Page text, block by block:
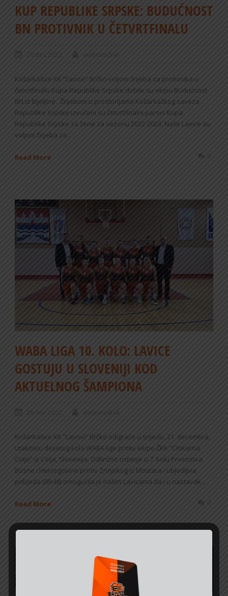
KUP REPUBLIKE SRPSKE: BUDUĆNOST
BN PROTIVNIK U ČETVRTFINALU
20 dec 2022 weburednik
Košarkašice KK “Lavovi” Brčko voljom žrijeba za protivnika u
četvrtfinalu Kupa Republike Srpske dobile su ekipu Budućnost
BN iz Bijeljine. Žrijebom u prostorijama Košarkaškog saveza
Republike Srpske izvučeni su četvrtfinalni parovi Kupa
Republike Srpske za žene za sezonu 2022-2023. Naše Lavice su
voljom žrijeba za...
Read More 0
WABA LIGA 10. KOLO: LAVICE
GOSTUJU U SLOVENIJI KOD
AKTUELNOG ŠAMPIONA
20 dec 2022 weburednik
Košarkašice KK “Lavovi” Brčko odigraće u srijedu, 21. decembra,
utakmicu desetog kola WABA lige protiv ekipe ŽKK “Cinkarna
Celje” iz Celja, Slovenija. Odlinčno izdanje u 7. kolu Prvenstva
Bosne i Hercegovine protiv Zrinjskog iz Mostara i ubjedljiva
pobjeda (89:48) omogućila je našim Lavicama da i u nastavak...
Read More 0